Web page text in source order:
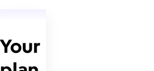
Your